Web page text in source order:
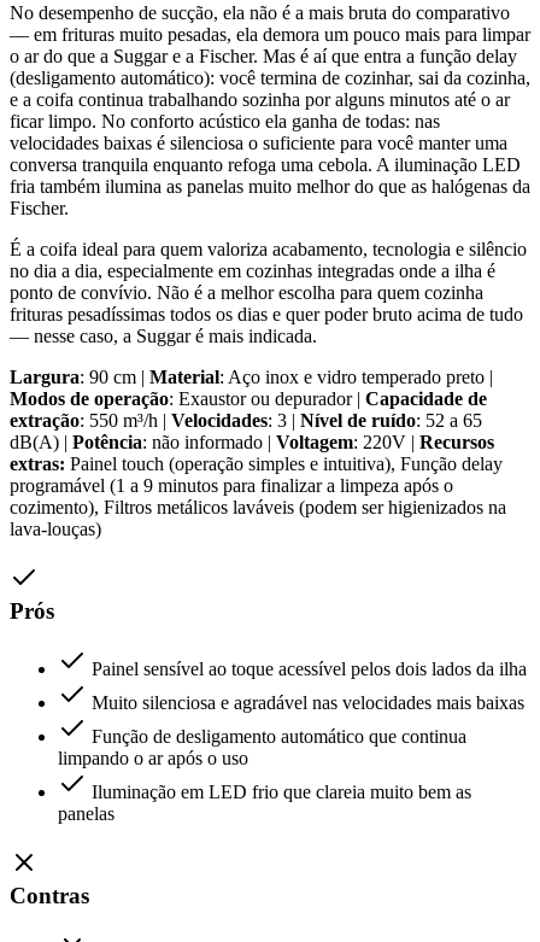
No desempenho de sucção, ela não é a mais bruta do comparativo
— em frituras muito pesadas, ela demora um pouco mais para limpar
o ar do que a Suggar e a Fischer. Mas é aí que entra a função delay
(desligamento automático): você termina de cozinhar, sai da cozinha,
e a coifa continua trabalhando sozinha por alguns minutos até o ar
ficar limpo. No conforto acústico ela ganha de todas: nas
velocidades baixas é silenciosa o suficiente para você manter uma
conversa tranquila enquanto refoga uma cebola. A iluminação LED
fria também ilumina as panelas muito melhor do que as halógenas da
Fischer.
É a coifa ideal para quem valoriza acabamento, tecnologia e silêncio
no dia a dia, especialmente em cozinhas integradas onde a ilha é
ponto de convívio. Não é a melhor escolha para quem cozinha
frituras pesadíssimas todos os dias e quer poder bruto acima de tudo
— nesse caso, a Suggar é mais indicada.
Largura: 90 cm | Material: Aço inox e vidro temperado preto |
Modos de operação: Exaustor ou depurador | Capacidade de
extração: 550 m³/h | Velocidades: 3 | Nível de ruído: 52 a 65
dB(A) | Potência: não informado | Voltagem: 220V | Recursos
extras: Painel touch (operação simples e intuitiva), Função delay
programável (1 a 9 minutos para finalizar a limpeza após o
cozimento), Filtros metálicos laváveis (podem ser higienizados na
lava-louças)
Prós
Painel sensível ao toque acessível pelos dois lados da ilha
Muito silenciosa e agradável nas velocidades mais baixas
Função de desligamento automático que continua
limpando o ar após o uso
Iluminação em LED frio que clareia muito bem as
panelas
Contras